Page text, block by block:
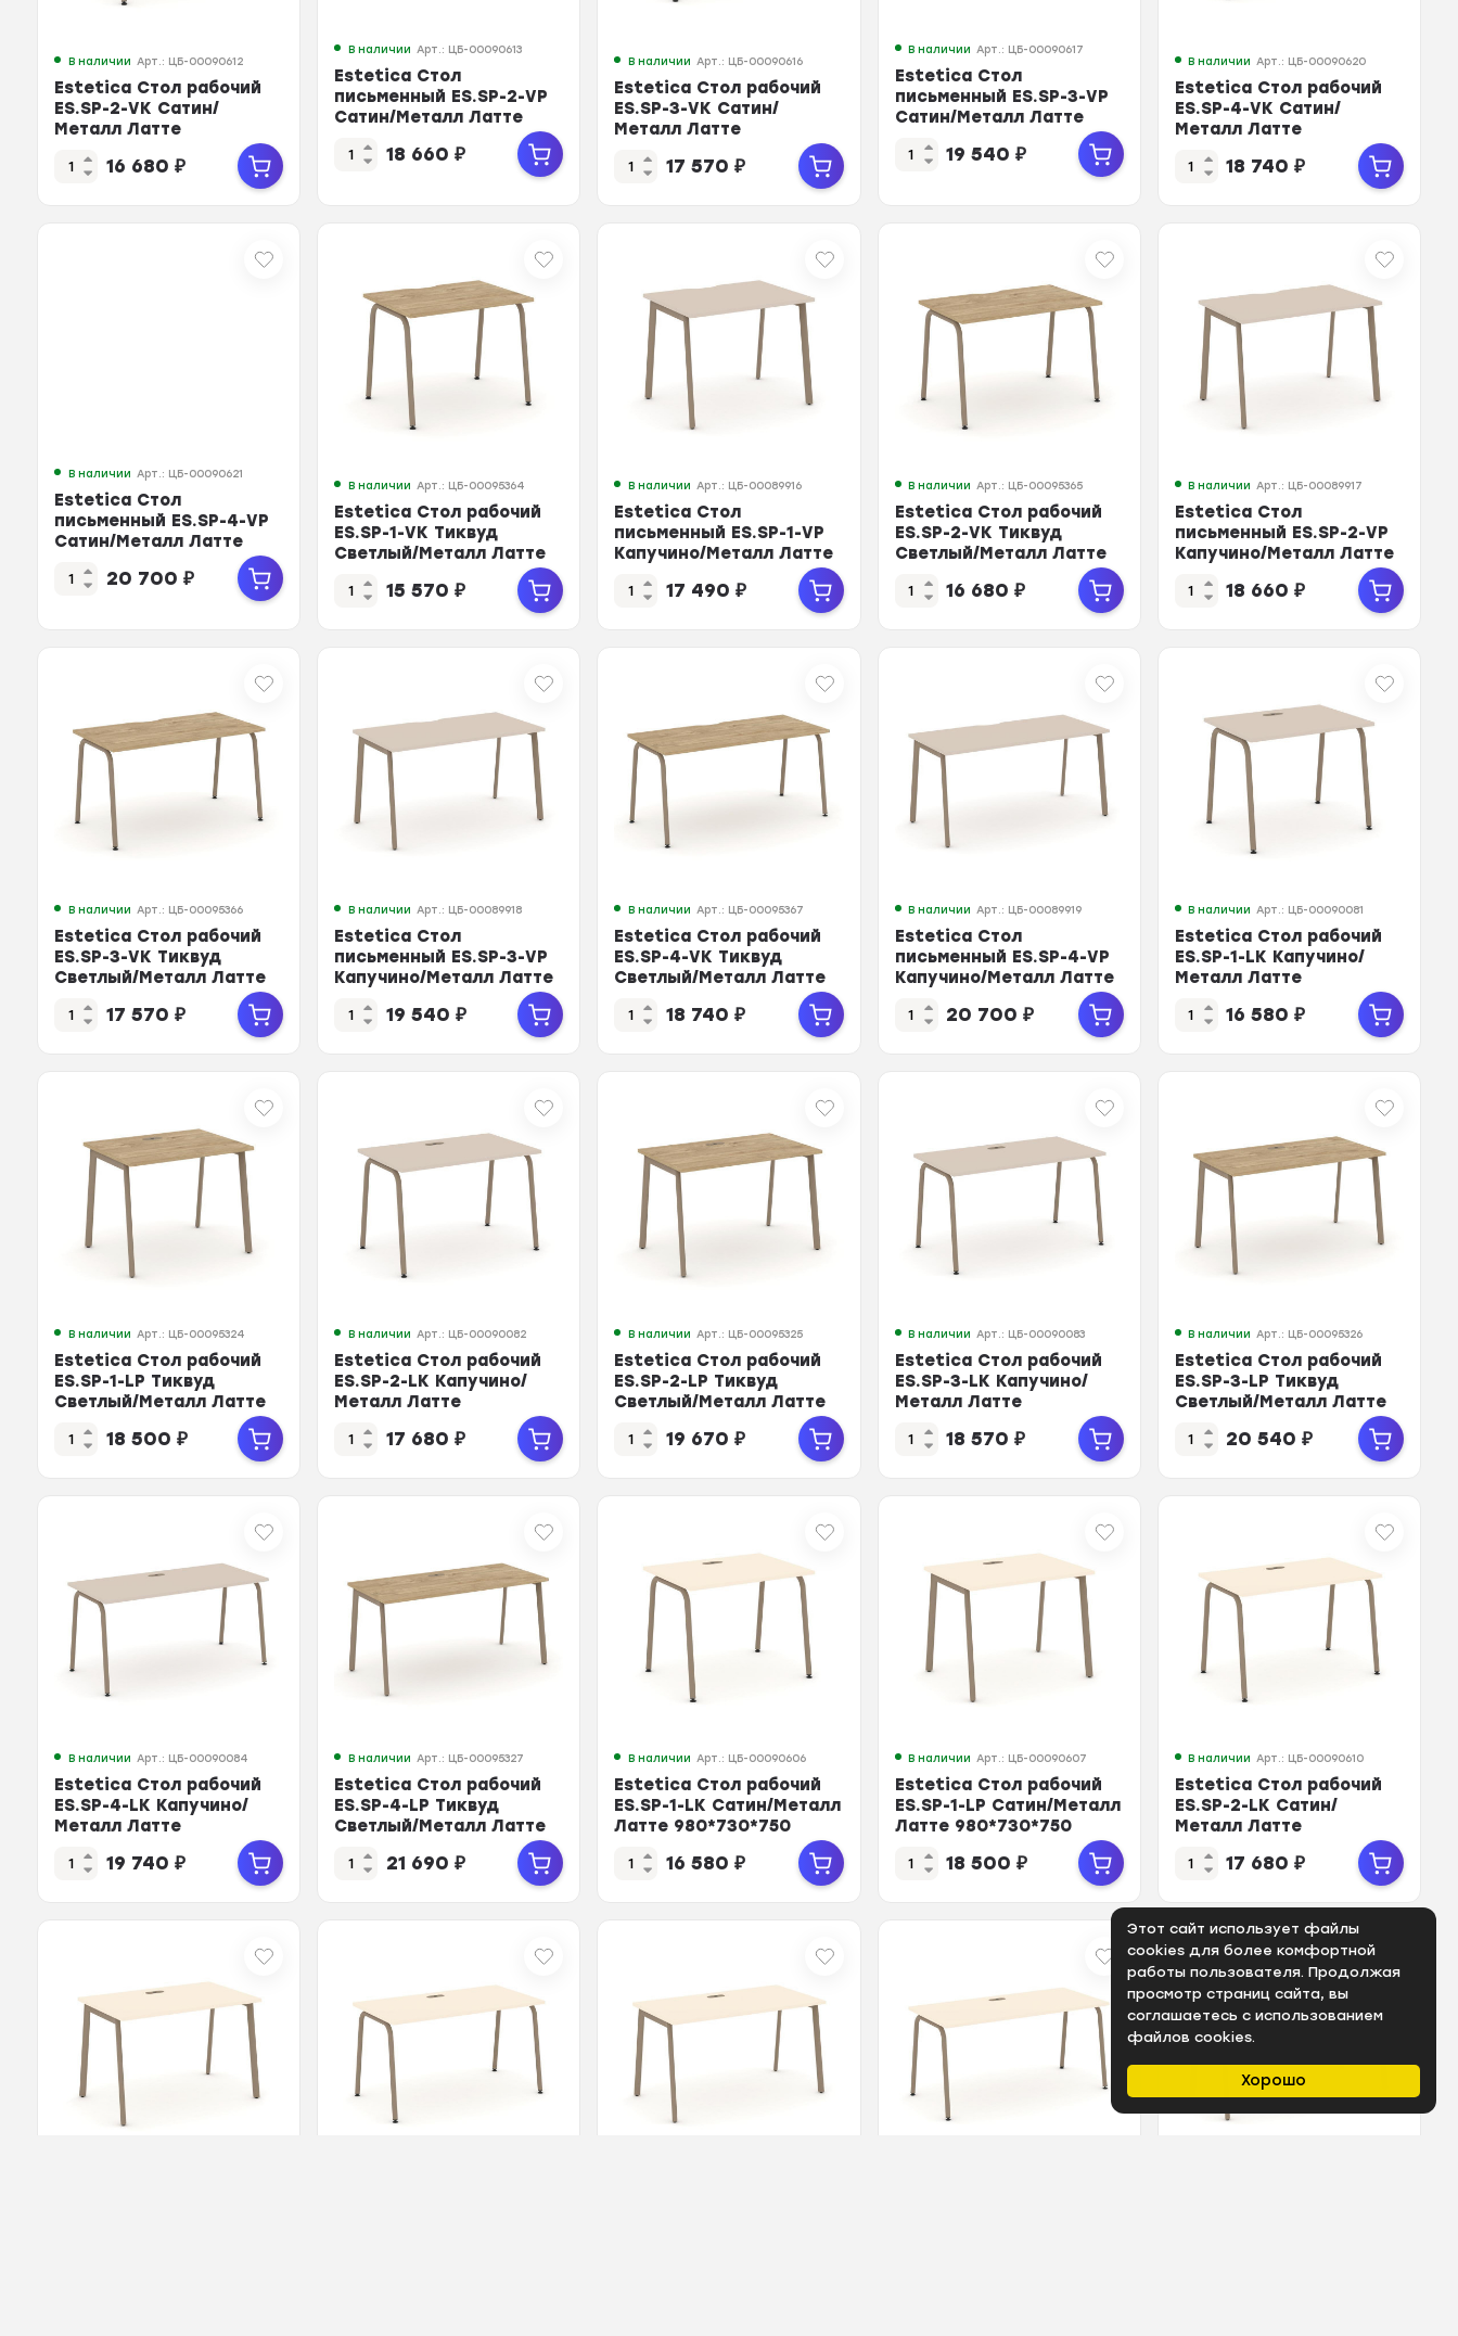
Хорошо
Этот сайт использует файлы
cookies для более комфортной
работы пользователя. Продолжая
просмотр страниц сайта, вы
соглашаетесь с использованием
файлов cookies.
В наличии Арт.: ЦБ-00090612
Estetica Стол рабочий
ES.SP-2-VK Сатин/
Металл Латте
16 680 ₽
В наличии Арт.: ЦБ-00090613
Estetica Стол
письменный ES.SP-2-VP
Сатин/Металл Латте
18 660 ₽
В наличии Арт.: ЦБ-00090616
Estetica Стол рабочий
ES.SP-3-VK Сатин/
Металл Латте
17 570 ₽
В наличии Арт.: ЦБ-00090617
Estetica Стол
письменный ES.SP-3-VP
Сатин/Металл Латте
19 540₽
В наличии Арт.: ЦБ-00090620
Estetica Стол рабочий
ES.SP-4-VK Сатин/
Металл Латте
18 740₽
В наличии Арт.: ЦБ-00090621
Estetica Стол
письменный ES.SP-4-VP
Сатин/Металл Латте
20 700 ₽
В наличии Арт.: ЦБ-00095364
Estetica Стол рабочий
ES.SP-1-VK Тиквуд
Светлый/Металл Латте
15 570 ₽
В наличии Арт.: ЦБ-00089916
Estetica Стол
письменный ES.SP-1-VP
Капучино/Металл Латте
17 490 ₽
В наличии Арт.: ЦБ-00095365
Estetica Стол рабочий
ES.SP-2-VK Тиквуд
Светлый/Металл Латте
16 680₽
В наличии Арт.: ЦБ-00089917
Estetica Стол
письменный ES.SP-2-VP
Капучино/Металл Латте
18 660₽
В наличии Арт.: ЦБ-00095366
Estetica Стол рабочий
ES.SP-3-VK Тиквуд
Светлый/Металл Латте
17 570 ₽
В наличии Арт.: ЦБ-00089918
Estetica Стол
письменный ES.SP-3-VP
Капучино/Металл Латте
19 540 ₽
В наличии Арт.: ЦБ-00095367
Estetica Стол рабочий
ES.SP-4-VK Тиквуд
Светлый/Металл Латте
18 740 ₽
В наличии Арт.: ЦБ-00089919
Estetica Стол
письменный ES.SP-4-VP
Капучино/Металл Латте
20 700₽
В наличии Арт.: ЦБ-00090081
Estetica Стол рабочий
ES.SP-1-LK Капучино/
Металл Латте
16 580₽
В наличии Арт.: ЦБ-00095324
Estetica Стол рабочий
ES.SP-1-LP Тиквуд
Светлый/Металл Латте
18 500 ₽
В наличии Арт.: ЦБ-00090082
Estetica Стол рабочий
ES.SP-2-LK Капучино/
Металл Латте
17 680 ₽
В наличии Арт.: ЦБ-00095325
Estetica Стол рабочий
ES.SP-2-LP Тиквуд
Светлый/Металл Латте
19 670 ₽
В наличии Арт.: ЦБ-00090083
Estetica Стол рабочий
ES.SP-3-LK Капучино/
Металл Латте
18 570₽
В наличии Арт.: ЦБ-00095326
Estetica Стол рабочий
ES.SP-3-LP Тиквуд
Светлый/Металл Латте
20 540₽
В наличии Арт.: ЦБ-00090084
Estetica Стол рабочий
ES.SP-4-LK Капучино/
Металл Латте
19 740 ₽
В наличии Арт.: ЦБ-00095327
Estetica Стол рабочий
ES.SP-4-LP Тиквуд
Светлый/Металл Латте
21 690 ₽
В наличии Арт.: ЦБ-00090606
Estetica Стол рабочий
ES.SP-1-LK Сатин/Металл
Латте 980*730*750
16 580 ₽
В наличии Арт.: ЦБ-00090607
Estetica Стол рабочий
ES.SP-1-LP Сатин/Металл
Латте 980*730*750
18 500₽
В наличии Арт.: ЦБ-00090610
Estetica Стол рабочий
ES.SP-2-LK Сатин/
Металл Латте
17 680₽